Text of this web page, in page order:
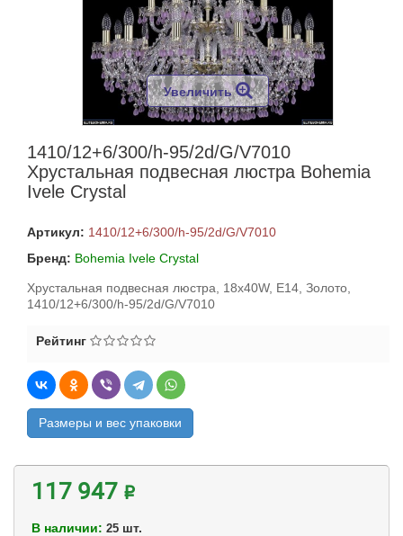
Увеличить
1410/12+6/300/h-95/2d/G/V7010
Хрустальная подвесная люстра Bohemia
Ivele Crystal
Артикул: 1410/12+6/300/h-95/2d/G/V7010
Бренд: Bohemia Ivele Crystal
Хрустальная подвесная люстра, 18x40W, E14, Золото,
1410/12+6/300/h-95/2d/G/V7010
Рейтинг
Размеры и вес упаковки
117 947 ₽
В наличии: 25 шт.